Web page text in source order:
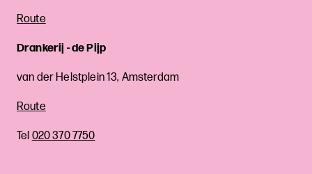
Route
Drankerij - de Pijp
van der Helstplein 13, Amsterdam
Route
Tel 020 370 7750